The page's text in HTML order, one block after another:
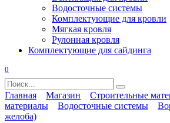
Водосточные системы
Комплектующие для кровли
Мягкая кровля
Рулонная кровля
Комплектующие для сайдинга
0
Search
for:
Главная Магазин Строительные
материалы
Водосточные системы
желоба)